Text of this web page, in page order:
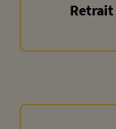
Retrait